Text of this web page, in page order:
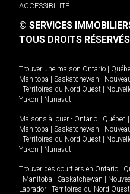
ACCESSIBILITÉ
© SERVICES
TOUS DROITS
Trouver une maison Ontario |
Manitoba | Saskatchewan |
| Territoires du Nord-Ouest |
Yukon | Nunavut
Maisons à louer - Ontario | Québec |
Manitoba | Saskatchewan |
| Territoires du Nord-Ouest |
Yukon | Nunavut
Trouver des courtiers en Ontario |
| Manitoba | Saskatchewan |
Labrador | Territoires du Nord-Ouest